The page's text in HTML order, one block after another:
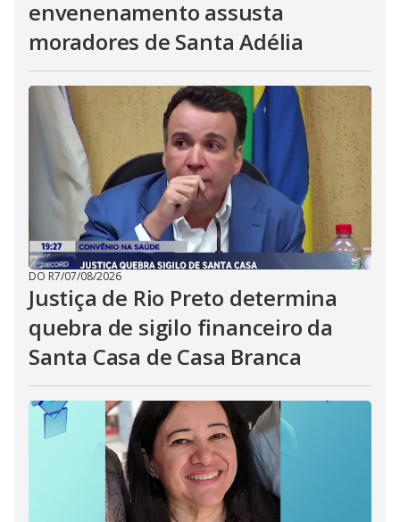
envenenamento assusta
moradores de Santa Adélia
DO R7/07/08/2026
Justiça de Rio Preto determina
quebra de sigilo financeiro da
Santa Casa de Casa Branca